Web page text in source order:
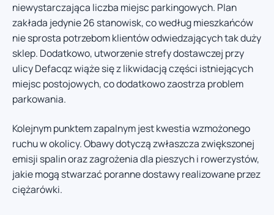
niewystarczająca liczba miejsc parkingowych. Plan
zakłada jedynie 26 stanowisk, co według mieszkańców
nie sprosta potrzebom klientów odwiedzających tak duży
sklep. Dodatkowo, utworzenie strefy dostawczej przy
ulicy Defacqz wiąże się z likwidacją części istniejących
miejsc postojowych, co dodatkowo zaostrza problem
parkowania.
Kolejnym punktem zapalnym jest kwestia wzmożonego
ruchu w okolicy. Obawy dotyczą zwłaszcza zwiększonej
emisji spalin oraz zagrożenia dla pieszych i rowerzystów,
jakie mogą stwarzać poranne dostawy realizowane przez
ciężarówki.